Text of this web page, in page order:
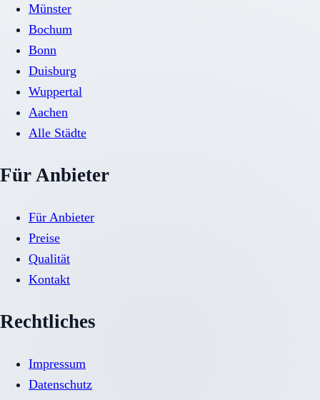
Münster
Bochum
Bonn
Duisburg
Wuppertal
Aachen
Alle Städte
Für Anbieter
Für Anbieter
Preise
Qualität
Kontakt
Rechtliches
Impressum
Datenschutz